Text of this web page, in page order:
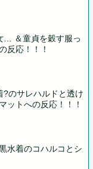
… ＆童貞を穀す服っ
反応！！！
?のサレハルドと透け
ットへの反応！！！
水着のコハルコとシ